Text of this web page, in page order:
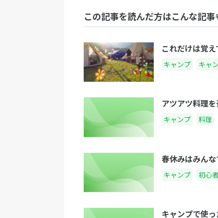
この記事を読んだ方はこんな記
これだけは覚
キャンプ キャ
アツアツ料理
キャンプ 料理
春休みはみん
キャンプ 初心
キャンプで使